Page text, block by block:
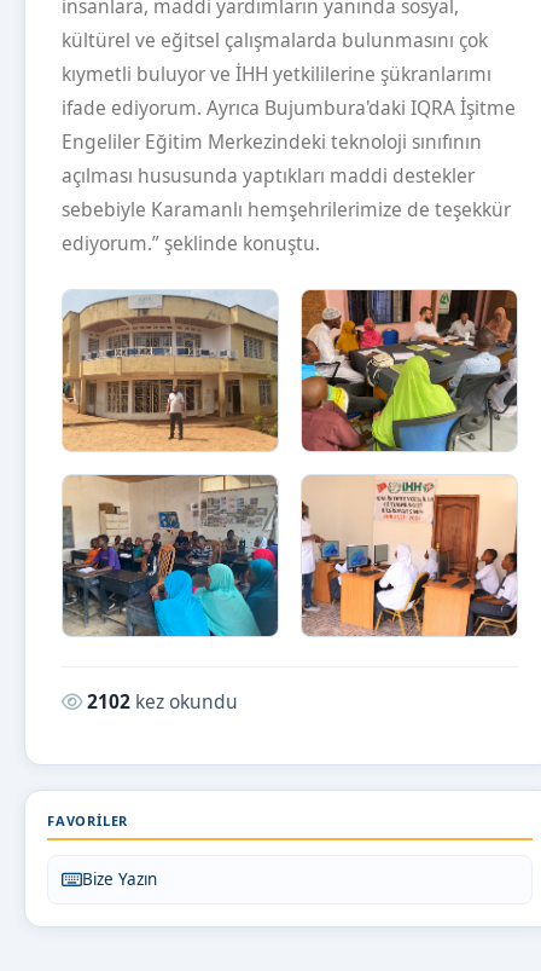
insanlara, maddi yardımların yanında sosyal,
kültürel ve eğitsel çalışmalarda bulunmasını çok
kıymetli buluyor ve İHH yetkililerine şükranlarımı
ifade ediyorum. Ayrıca Bujumbura'daki IQRA İşitme
Engeliler Eğitim Merkezindeki teknoloji sınıfının
açılması hususunda yaptıkları maddi destekler
sebebiyle Karamanlı hemşehrilerimize de teşekkür
ediyorum.” şeklinde konuştu.
Okunma sayısı:
2102 kez okundu
FAVORILER
Bize Yazın